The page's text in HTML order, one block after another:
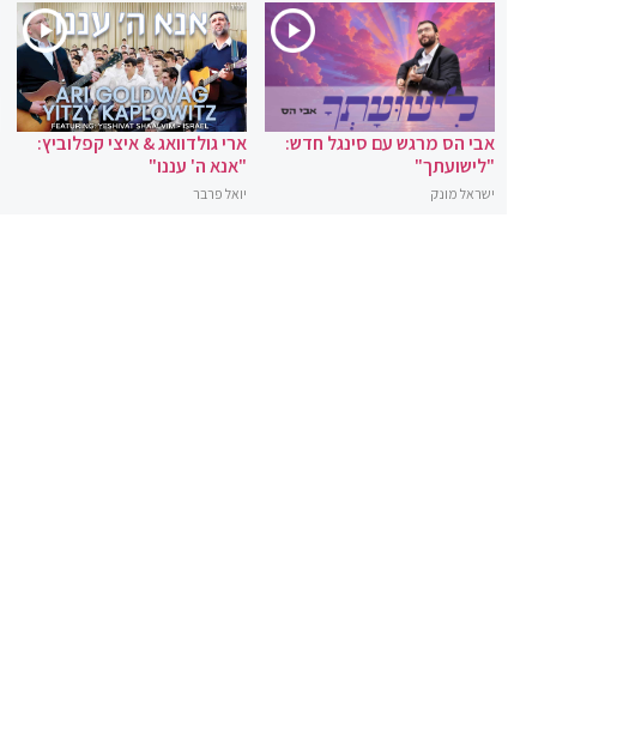
אבי הס מרגש עם סינגל חדש:
"לישועתך"
ישראל מונק
ארי גולדוואג & איצי קפלוביץ:
"אנא ה' עננו"
יואל פרבר